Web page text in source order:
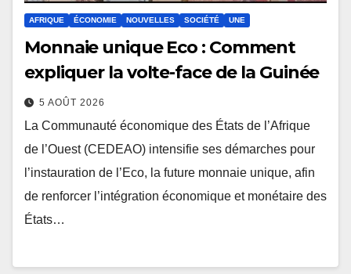
AFRIQUE ÉCONOMIE NOUVELLES SOCIÉTÉ UNE
Monnaie unique Eco : Comment
expliquer la volte-face de la Guinée
5 AOÛT 2026
La Communauté économique des États de l’Afrique
de l’Ouest (CEDEAO) intensifie ses démarches pour
l’instauration de l’Eco, la future monnaie unique, afin
de renforcer l’intégration économique et monétaire des
États…